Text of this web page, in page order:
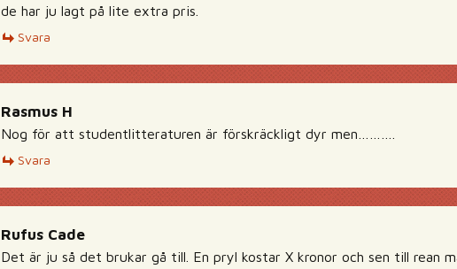
de har ju lagt på lite extra pris.
Svara
Rasmus H
Nog för att studentlitteraturen är förskräckligt dyr men……….
Svara
Rufus Cade
Det är ju så det brukar gå till. En pryl kostar X kronor och sen till rean